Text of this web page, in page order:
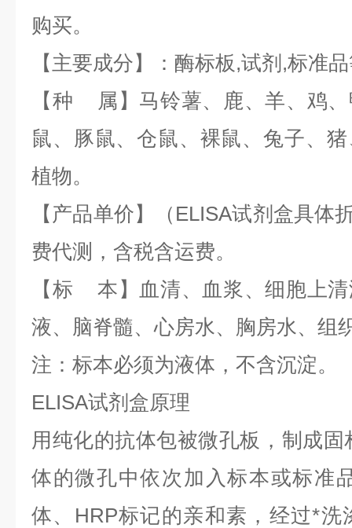
购买。
【主要成分】：酶标板,试剂 ,标准
【种 属】马铃薯、鹿、羊、鸡
鼠、豚鼠、仓鼠、裸鼠、兔子、
植物。
【产品单价】（ ELISA试剂盒具体
费代测，含税含运费。
【标 本】血清、血浆、细胞上
液、脑脊髓、心房水、胸房水、组
注：标本必须为液体，不含沉淀。
ELISA试剂盒原理
用纯化的抗体包被微孔板，制成
体的微孔中依次加入标本或标准
体、HRP标记的亲和素，经过*洗